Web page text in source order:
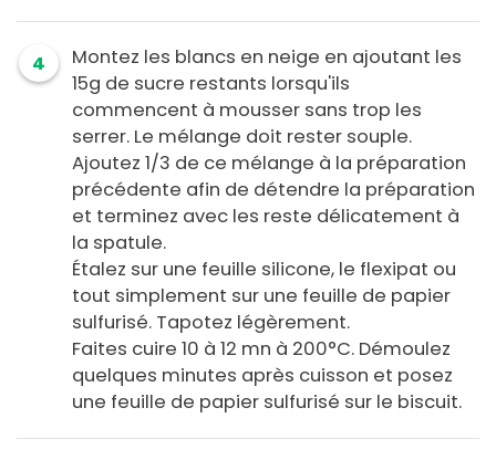
4
Montez les blancs en neige en ajoutant les
15g de sucre restants lorsqu'ils
commencent à mousser sans trop les
serrer. Le mélange doit rester souple.
Ajoutez 1/3 de ce mélange à la préparation
précédente afin de détendre la préparation
et terminez avec les reste délicatement à
la spatule.
Étalez sur une feuille silicone, le flexipat ou
tout simplement sur une feuille de papier
sulfurisé. Tapotez légèrement.
Faites cuire 10 à 12 mn à 200°C. Démoulez
quelques minutes après cuisson et posez
une feuille de papier sulfurisé sur le biscuit.